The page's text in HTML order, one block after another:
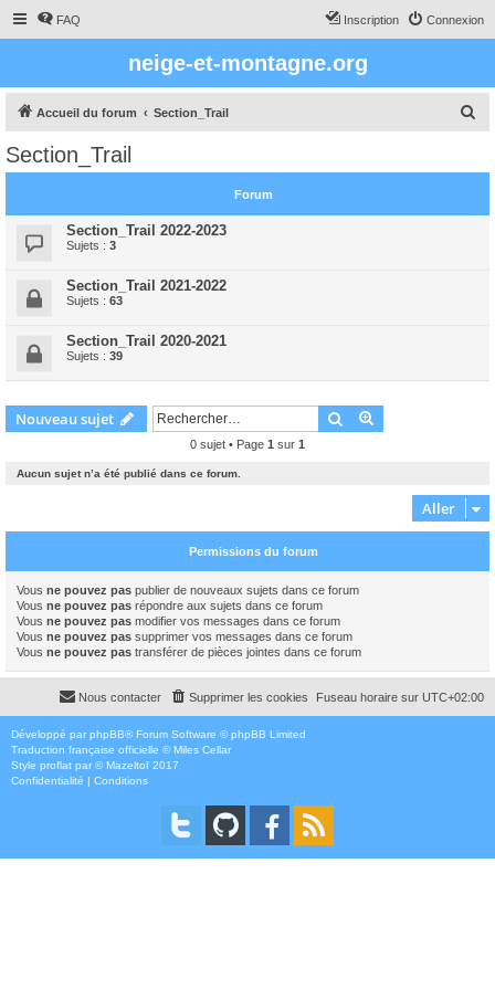
FAQ Connexion
Inscription
neige-et-montagne.org
Accueil du forum Section_Trail
e
Section_Trail
Forum
Section_Trail 2022-2023
Sujets : 3
Section_Trail 2021-2022
Sujets : 63
Section_Trail 2020-2021
Sujets : 39
Nouveau sujet Rechercher
0 sujet • Page 1 sur 1
Aucun sujet n’a été publié dans ce forum.
Aller
Permissions du forum
Vous ne pouvez pas publier de nouveaux sujets dans ce forum
Vous ne pouvez pas répondre aux sujets dans ce forum
Vous ne pouvez pas modifier vos messages dans ce forum
Vous ne pouvez pas supprimer vos messages dans ce forum
Vous ne pouvez pas transférer de pièces jointes dans ce forum
Fuseau horaire sur UTC+02:00
Supprimer les cookies
Nous contacter
Développé par phpBB® Forum Software © phpBB Limited
Traduction française officielle ©Miles Cellar
Style proflat par ©Mazeltof 2017
Confidentialité | Conditions